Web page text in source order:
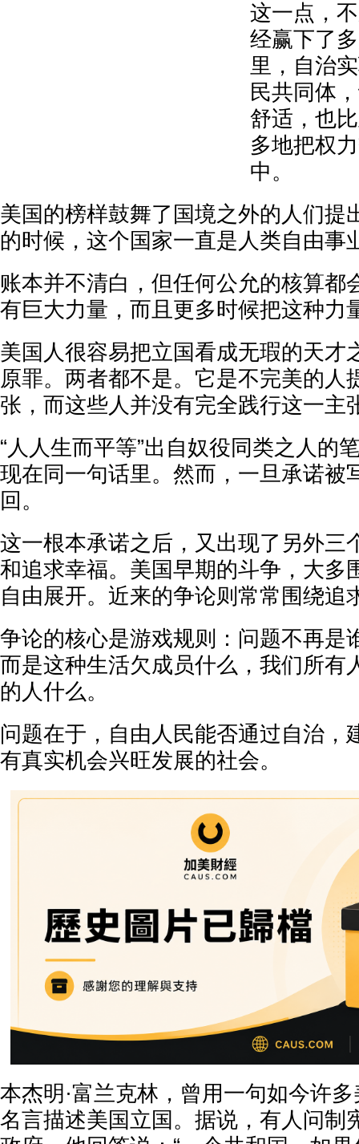
这一点，
经赢下了
里，自治
民共同体
舒适，也
多地把权
中。
美国的榜样鼓舞了国境之外的人们提
的时候，这个国家一直是人类自由事
账本并不清白，但任何公允的核算都
有巨大力量，而且更多时候把这种力
美国人很容易把立国看成无瑕的天才
原罪。两者都不是。它是不完美的人
张，而这些人并没有完全践行这一主
“人人生而平等”出自奴役同类之人的
现在同一句话里。然而，一旦承诺被
回。
这一根本承诺之后，又出现了另外三
和追求幸福。美国早期的斗争，大多
自由展开。近来的争论则常常围绕追
争论的核心是游戏规则：问题不再是
而是这种生活欠成员什么，我们所有
的人什么。
问题在于，自由人民能否通过自治，
有真实机会兴旺发展的社会。
本杰明·富兰克林，曾用一句如今许
名言描述美国立国。据说，有人问制